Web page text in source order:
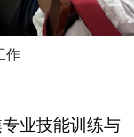
作
业技能训练与